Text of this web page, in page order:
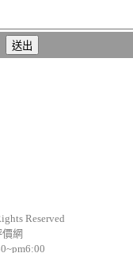
Reserved
網